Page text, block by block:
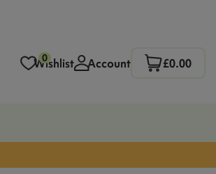
0
Wishlist Account £0.00